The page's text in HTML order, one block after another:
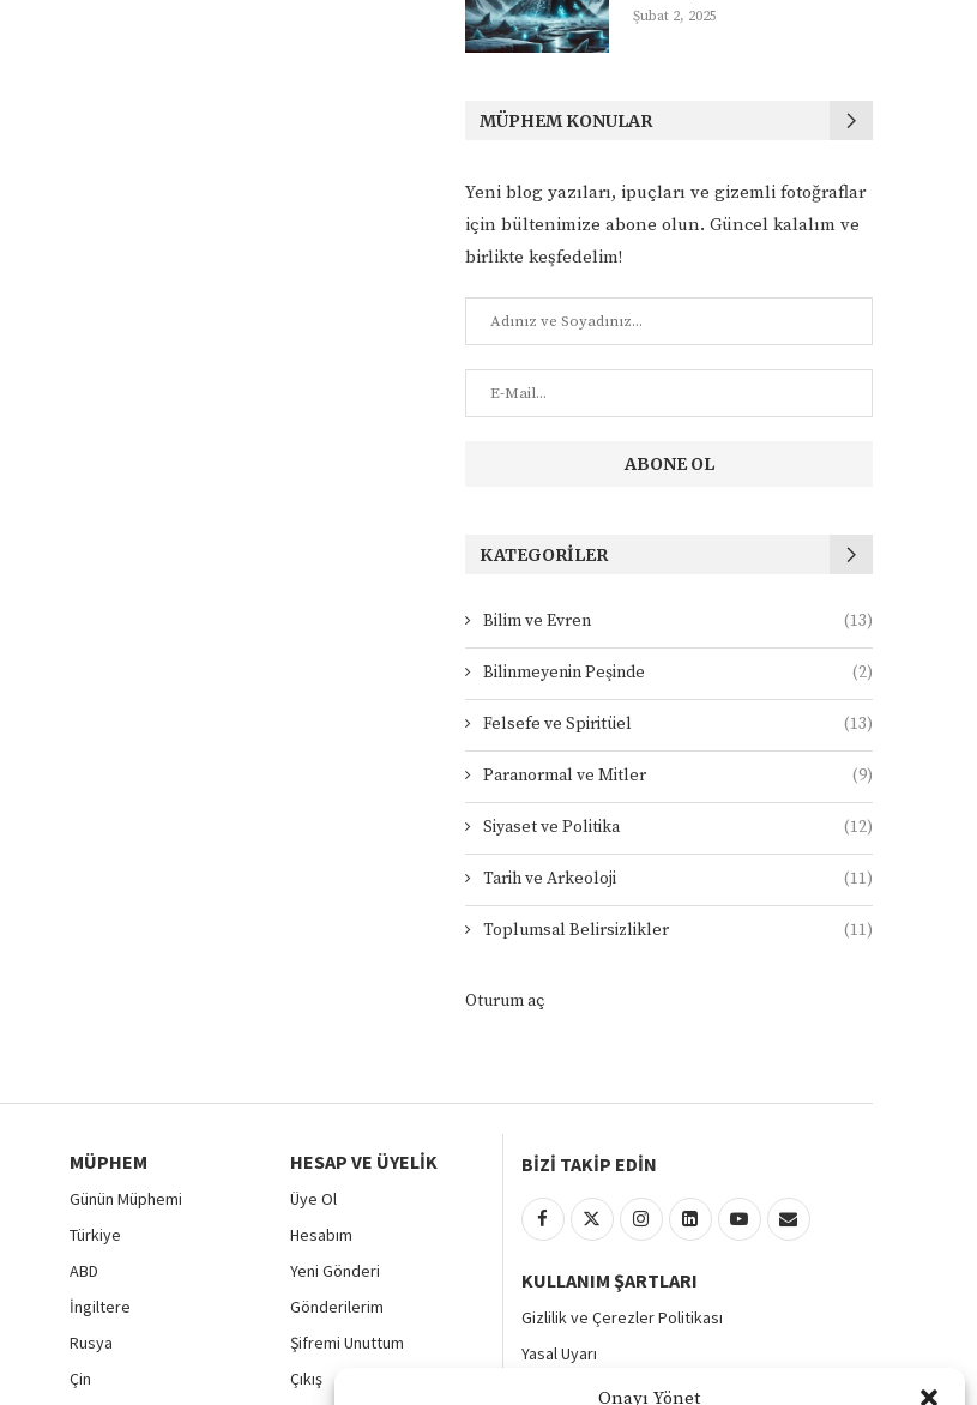
Onayı Yönet
Şubat 2, 2025
MÜPHEM KONULAR
Yeni blog yazıları, ipuçları ve gizemli fotoğraflar
için bültenimize abone olun. Güncel kalalım ve
birlikte keşfedelim!
KATEGORILER
Bilim ve Evren (13)
Bilinmeyenin Peşinde (2)
Felsefe ve Spiritüel (13)
Paranormal ve Mitler (9)
Siyaset ve Politika (12)
Tarih ve Arkeoloji (11)
Toplumsal Belirsizlikler (11)
Oturum aç
MÜPHEM
Günün Müphemi
Türkiye
ABD
İngiltere
Rusya
Çin
HESAP VE ÜYELIK
Üye Ol
Hesabım
Yeni Gönderi
Gönderilerim
Şifremi Unuttum
Çıkış
BİZİ TAKİP EDİN
KULLANIM ŞARTLARI
Gizlilik ve Çerezler Politikası
Yasal Uyarı
KVKK Aydınlatma Metni